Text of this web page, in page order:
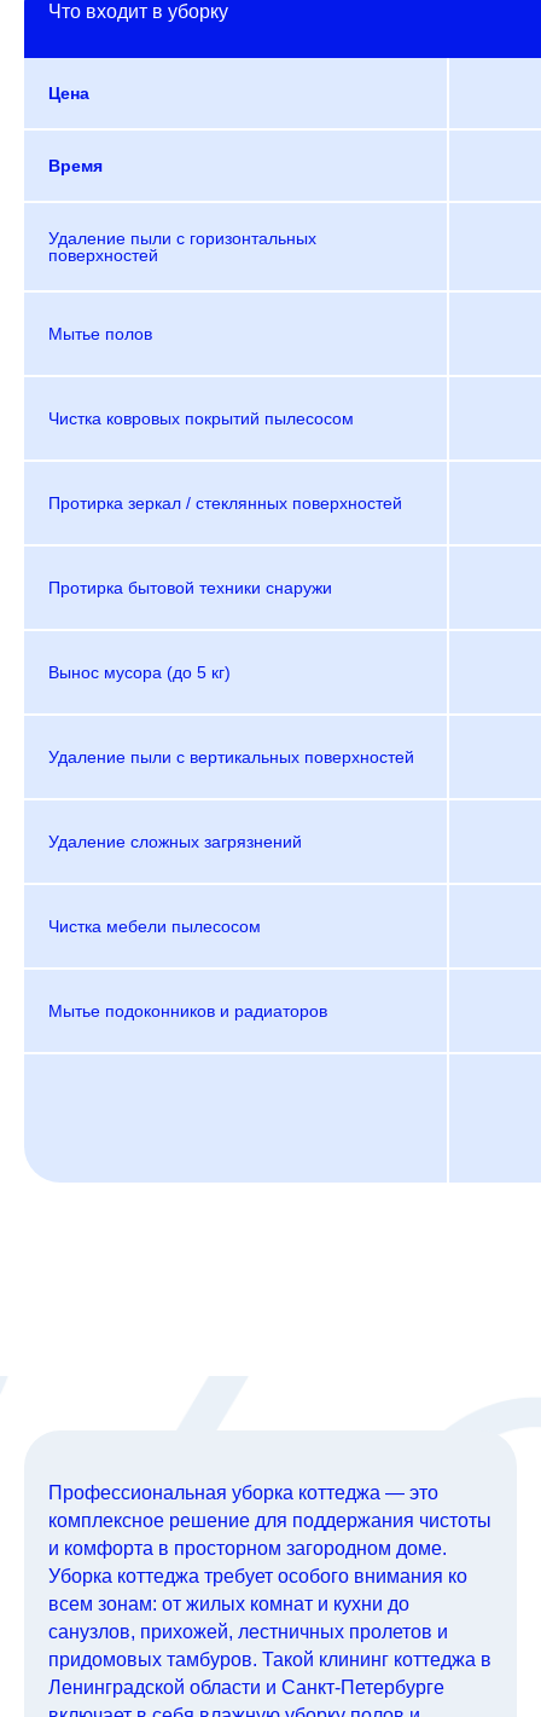
Что входит в уборку
Цена
Время
Удаление пыли с горизонтальных
поверхностей
Мытье полов
Чистка ковровых покрытий пылесосом
Протирка зеркал / стеклянных поверхностей
Протирка бытовой техники снаружи
Вынос мусора (до 5 кг)
Удаление пыли с вертикальных поверхностей
Удаление сложных загрязнений
Чистка мебели пылесосом
Мытье подоконников и радиаторов
Профессиональная уборка коттеджа — это
комплексное решение для поддержания чистоты
и комфорта в просторном загородном доме.
Уборка коттеджа требует особого внимания ко
всем зонам: от жилых комнат и кухни до
санузлов, прихожей, лестничных пролетов и
придомовых тамбуров. Такой клининг коттеджа в
Ленинградской области и Санкт-Петербурге